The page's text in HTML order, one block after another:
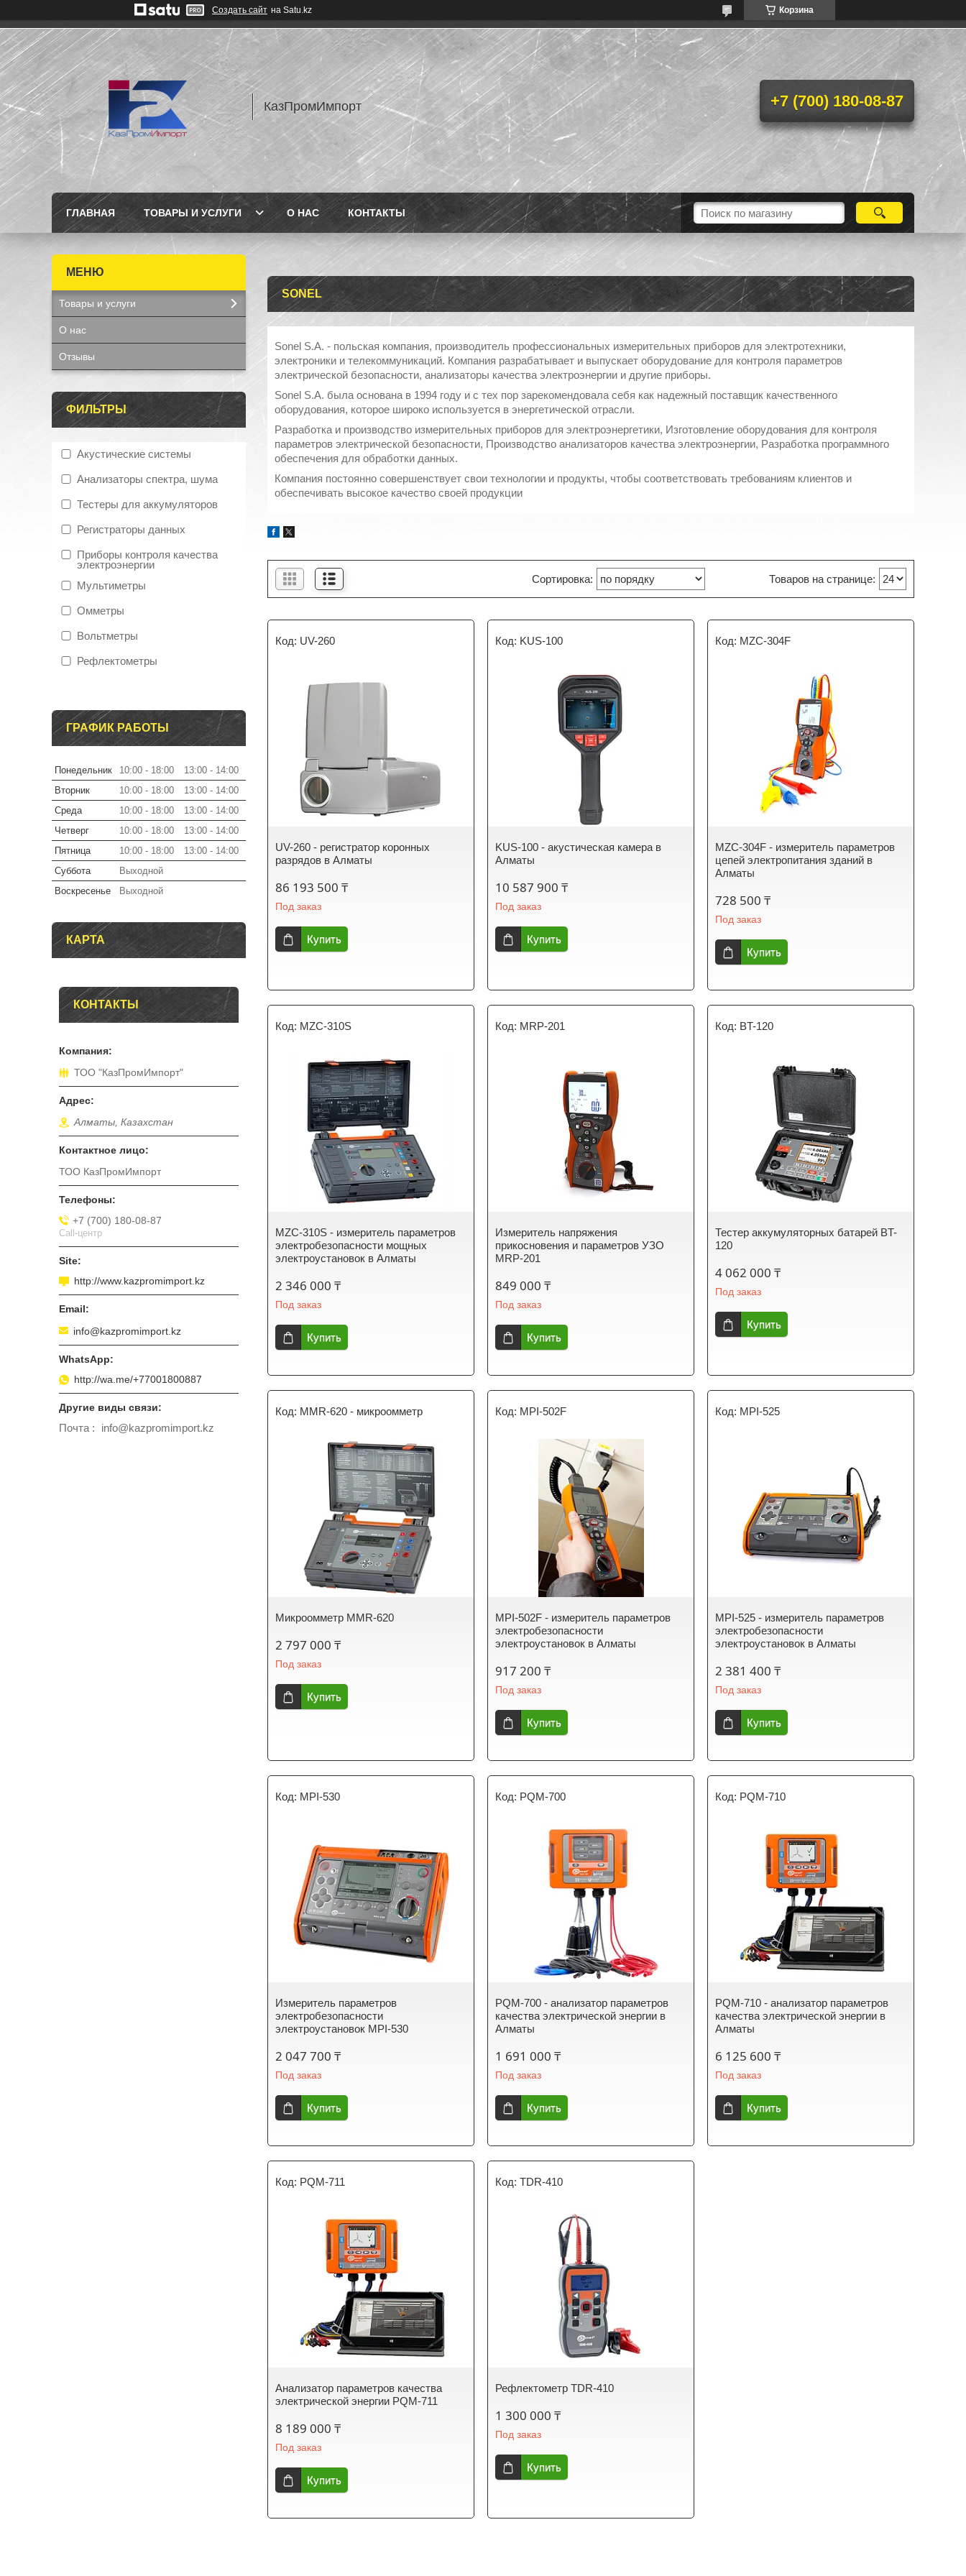
Создать сайт на Satu.kz Корзина
КазПромИмпорт +7 (700) 180-08-87
ГЛАВНАЯ ТОВАРЫ И УСЛУГИ О НАС КОНТАКТЫ
SONEL
Sonel S.A. - польская компания, производитель профессиональных измерительных приборов для электротехники,
электроники и телекоммуникаций. Компания разрабатывает и выпускает оборудование для контроля параметров
электрической безопасности, анализаторы качества электроэнергии и другие приборы.
Sonel S.A. была основана в 1994 году и с тех пор зарекомендовала себя как надежный поставщик качественного
оборудования, которое широко используется в энергетической отрасли.
Разработка и производство измерительных приборов для электроэнергетики, Изготовление оборудования для контроля
параметров электрической безопасности, Производство анализаторов качества электроэнергии, Разработка программного
обеспечения для обработки данных.
Компания постоянно совершенствует свои технологии и продукты, чтобы соответствовать требованиям клиентов и
обеспечивать высокое качество своей продукции
UV-260
UV-260 - регистратор коронных
разрядов в Алматы
86 193 500 ₸
Под заказ
Купить
KUS-100
KUS-100 - акустическая камера в
Алматы
10 587 900 ₸
Под заказ
Купить
MZC-304F
MZC-304F - измеритель параметров
цепей электропитания зданий в
Алматы
728 500 ₸
Под заказ
Купить
MZC-310S
MZC-310S - измеритель параметров
электробезопасности мощных
электроустановок в Алматы
2 346 000 ₸
Под заказ
Купить
MRP-201
Измеритель напряжения
прикосновения и параметров УЗО
MRP-201
849 000 ₸
Под заказ
Купить
BT-120
Тестер аккумуляторных батарей BT-
120
4 062 000 ₸
Под заказ
Купить
MMR-620 - микроомметр
Микроомметр MMR-620
2 797 000 ₸
Под заказ
Купить
MPI-502F
MPI-502F - измеритель параметров
электробезопасности
электроустановок в Алматы
917 200 ₸
Под заказ
Купить
MPI-525
MPI-525 - измеритель параметров
электробезопасности
электроустановок в Алматы
2 381 400 ₸
Под заказ
Купить
MPI-530
Измеритель параметров
электробезопасности
электроустановок MPI-530
2 047 700 ₸
Под заказ
Купить
PQM-700
PQM-700 - анализатор параметров
качества электрической энергии в
Алматы
1 691 000 ₸
Под заказ
Купить
PQM-710
PQM-710 - анализатор параметров
качества электрической энергии в
Алматы
6 125 600 ₸
Под заказ
Купить
PQM-711
Анализатор параметров качества
электрической энергии PQM-711
8 189 000 ₸
Под заказ
Купить
TDR-410
Рефлектометр TDR-410
1 300 000 ₸
Под заказ
Купить
Товары и услуги
О нас
Отзывы
ФИЛЬТРЫ
Акустические системы
Анализаторы спектра, шума
Тестеры для аккумуляторов
Регистраторы данных
Приборы контроля качества
электроэнергии
Мультиметры
Омметры
Вольтметры
Рефлектометры
ГРАФИК РАБОТЫ
Понедельник 10:00 18:00 13:00
14:00
Вторник
10:00 18:00 13:00
14:00
Среда
10:00 18:00 13:00
14:00
Четверг
10:00 18:00 13:00
14:00
Пятница
10:00 18:00 13:00
14:00
Суббота
Выходной
Воскресенье
Выходной
КАРТА
КОНТАКТЫ
ТОО "КазПромИмпорт"
Алматы, Казахстан
ТОО КазПромИмпорт
+7 (700) 180-08-87
Call-центр
http://www.kazpromimport.kz
info@kazpromimport.kz
http://wa.me/+77001800887
Почта info@kazpromimport.kz